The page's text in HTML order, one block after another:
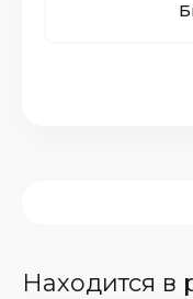
Находится в